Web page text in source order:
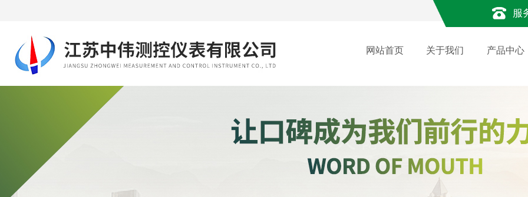
服
网站首页 关于我们 产品中心